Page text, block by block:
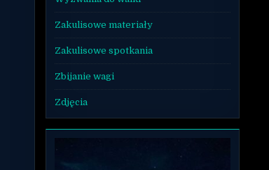
Zakulisowe materiały
Zakulisowe spotkania
Zbijanie wagi
Zdjęcia